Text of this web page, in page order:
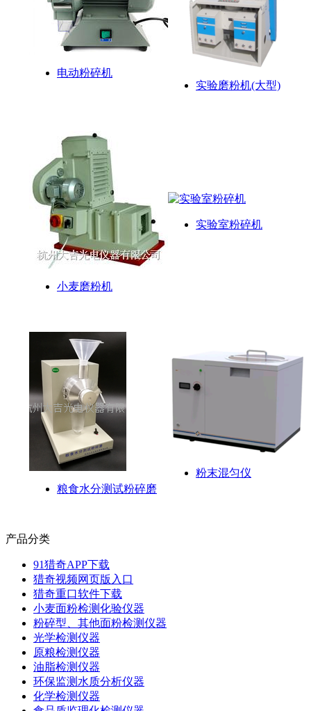
电动粉碎机
实验磨粉机(大型)
小麦磨粉机
实验室粉碎机
粮食水分测试粉碎磨
粉末混匀仪
产品分类
91猎奇APP下载
猎奇视频网页版入口
猎奇重口软件下载
小麦面粉检测化验仪器
粉碎型、其他面粉检测仪器
光学检测仪器
原粮检测仪器
油脂检测仪器
环保监测水质分析仪器
化学检测仪器